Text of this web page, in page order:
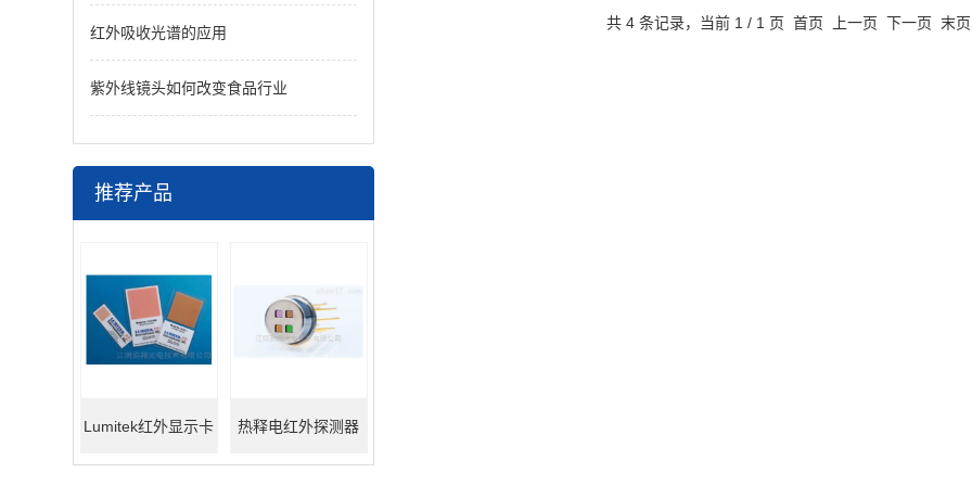
红外吸收光谱的应用
紫外线镜头如何改变食品行业
推荐产品
Lumitek红外显示卡 热释电红外探测器
共 4 条记录，当前 1 / 1 页 首页 上一页 下一页 末